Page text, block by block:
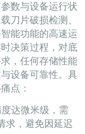
数与设备运行状
刀片破损检测、
能功能的高速运
决策过程，对底
，任何存储性能
设备可靠性。具
点：
度达微米级，需
求，避免因延迟